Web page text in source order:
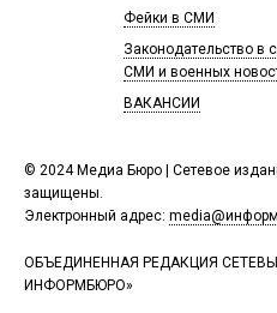
© 2024 Медиа Бюро | Сетевое
защищены.
Электронный адрес:
ОБЪЕДИНЕННАЯ РЕДАКЦИЯ
ИНФОРМБЮРО»
Фейки в СМИ
Законодательство в
СМИ и военных
ВАКАНСИИ